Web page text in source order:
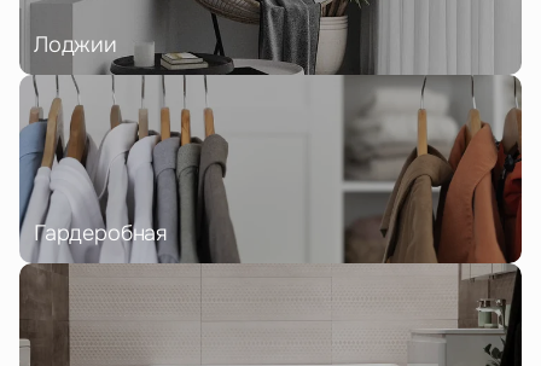
Лоджии
Гардеробная